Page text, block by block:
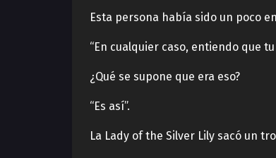
Esta persona había sido un poco
“En cualquier caso, entiendo que
¿Qué se supone que era eso?
“Es así”.
La Lady of the Silver Lily sacó un